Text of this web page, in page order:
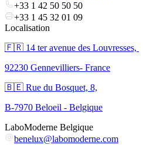
+33 1 42 50 50 50
+33 1 45 32 01 09
Localisation
🇫🇷 ​14 ter avenue des Louvresses,
92230 Gennevilliers- France
🇧🇪 Rue du Bosquet, 8,
B-7970 Beloeil - Belgique
LaboModerne Belgique
benelux@labomoderne.com